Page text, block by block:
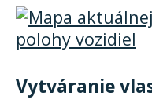
Vytváranie